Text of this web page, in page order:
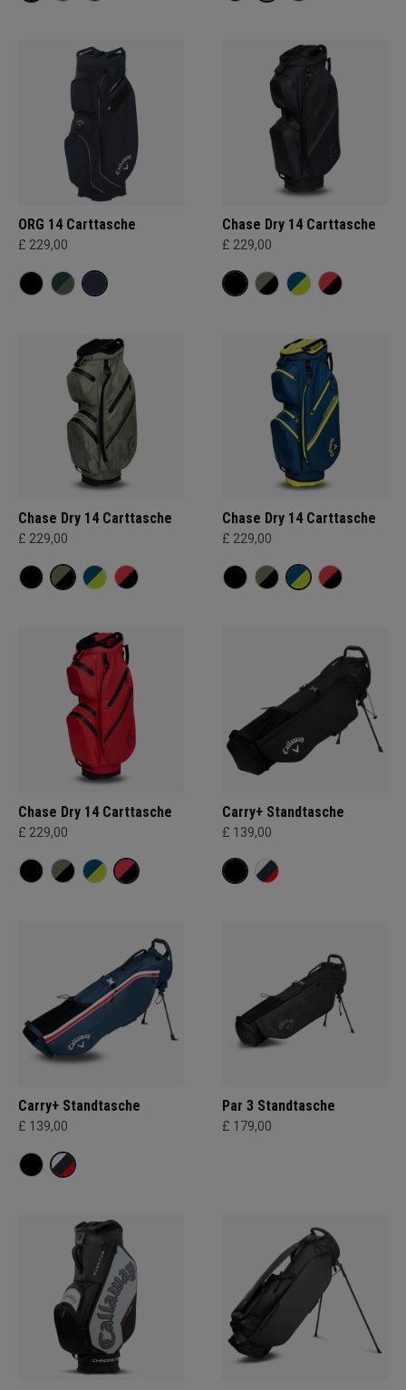
ORG 14 Carttasche
£ 229,00
Chase Dry 14 Carttasche
£ 229,00
Chase Dry 14 Carttasche
£ 229,00
Chase Dry 14 Carttasche
£ 229,00
Chase Dry 14 Carttasche
£ 229,00
Carry+ Standtasche
£ 139,00
Carry+ Standtasche
£ 139,00
Par 3 Standtasche
£ 179,00